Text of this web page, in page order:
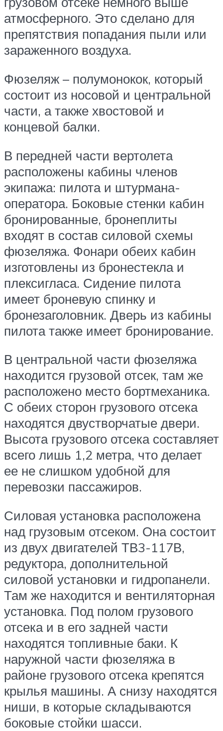
атмосферного. Это сделано для
препятствия попадания пыли или
зараженного воздуха.
Фюзеляж – полумонокок, который
состоит из носовой и центральной
части, а также хвостовой и
концевой балки.
В передней части вертолета
расположены кабины членов
экипажа: пилота и штурмана-
оператора. Боковые стенки кабин
бронированные, бронеплиты
входят в состав силовой схемы
фюзеляжа. Фонари обеих кабин
изготовлены из бронестекла и
плексигласа. Сидение пилота
имеет броневую спинку и
бронезаголовник. Дверь из кабины
пилота также имеет бронирование.
В центральной части фюзеляжа
находится грузовой отсек, там же
расположено место бортмеханика.
С обеих сторон грузового отсека
находятся двустворчатые двери.
Высота грузового отсека составляет
всего лишь 1,2 метра, что делает
ее не слишком удобной для
перевозки пассажиров.
Силовая установка расположена
над грузовым отсеком. Она состоит
из двух двигателей ТВ3-117В,
редуктора, дополнительной
силовой установки и гидропанели.
Там же находится и вентиляторная
установка. Под полом грузового
отсека и в его задней части
находятся топливные баки. К
наружной части фюзеляжа в
районе грузового отсека крепятся
крылья машины. А снизу находятся
ниши, в которые складываются
боковые стойки шасси.